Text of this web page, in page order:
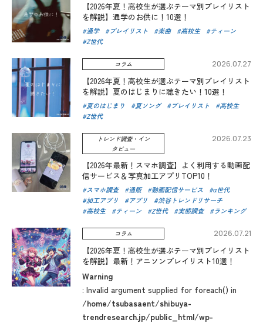
【2026年夏！高校生が選ぶテーマ別プレイリスト
を解説】通学のお供に！10選！
通学 プレイリスト 楽曲 高校生
ティーン
Z世代
コラム 2026.07.27
【2026年夏！高校生が選ぶテーマ別プレイリスト
を解説】夏のはじまりに聴きたい！10選！
夏のはじまり 夏ソング プレイリスト
高校生
Z世代
トレンド調査・イン
タビュー
2026.07.23
【2026年最新！スマホ調査】よく利用する動画配
信サービス＆写真加工アプリTOP10！
スマホ調査 通販 動画配信サービス
α世代
加工アプリ
アプリ
渋谷トレンドリサーチ
高校生
ティーン Z世代 実態調査 ランキング
コラム 2026.07.21
【2026年夏！高校生が選ぶテーマ別プレイリスト
を解説】最新！アニソンプレイリスト10選！
Warning
: Invalid argument supplied for foreach() in
/home/tsubasaent/shibuya-
trendresearch.jp/public_html/wp-